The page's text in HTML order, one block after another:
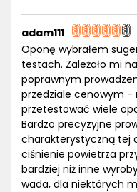
adam111
Oponę wybrałem
testach. Zależało mi
poprawnym
przedziale cenowym -
przetestować wiele
Bardzo precyzyjne
charakterystyczną tej
ciśnienie powietrza
bardziej niż inne
wada, dla niektórych